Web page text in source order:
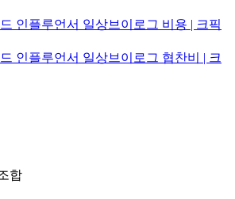
인플루언서 일상브이로그 비용 | 크픽
인플루언서 일상브이로그 협찬비 | 크
합